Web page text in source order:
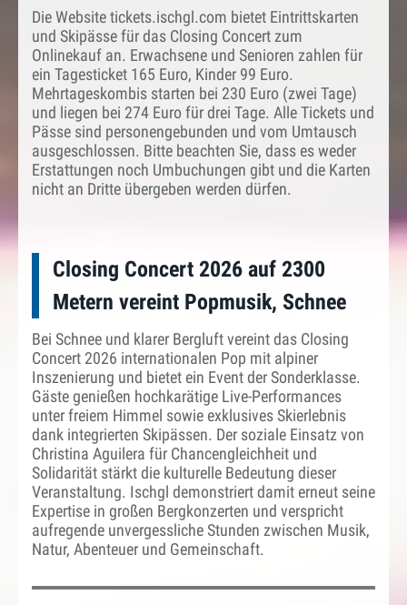
Die Website tickets.ischgl.com bietet Eintrittskarten
und Skipässe für das Closing Concert zum
Onlinekauf an. Erwachsene und Senioren zahlen für
ein Tagesticket 165 Euro, Kinder 99 Euro.
Mehrtageskombis starten bei 230 Euro (zwei Tage)
und liegen bei 274 Euro für drei Tage. Alle Tickets und
Pässe sind personengebunden und vom Umtausch
ausgeschlossen. Bitte beachten Sie, dass es weder
Erstattungen noch Umbuchungen gibt und die Karten
nicht an Dritte übergeben werden dürfen.
Closing Concert 2026 auf 2300
Metern vereint Popmusik, Schnee
Bei Schnee und klarer Bergluft vereint das Closing
Concert 2026 internationalen Pop mit alpiner
Inszenierung und bietet ein Event der Sonderklasse.
Gäste genießen hochkarätige Live-Performances
unter freiem Himmel sowie exklusives Skierlebnis
dank integrierten Skipässen. Der soziale Einsatz von
Christina Aguilera für Chancengleichheit und
Solidarität stärkt die kulturelle Bedeutung dieser
Veranstaltung. Ischgl demonstriert damit erneut seine
Expertise in großen Bergkonzerten und verspricht
aufregende unvergessliche Stunden zwischen Musik,
Natur, Abenteuer und Gemeinschaft.